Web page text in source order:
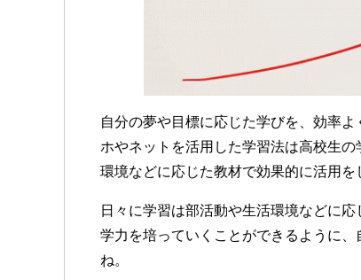
自分の夢や目標に応じた学びを、効率
ホやネットを活用した学習法は高校生
環境などに応じた教材で効果的に活用を
日々に学習は部活動や生活環境などに
学力を培っていくことができるように
ね。